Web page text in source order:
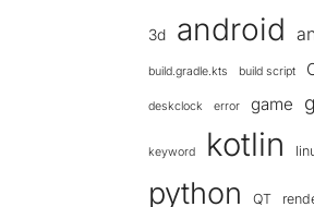
3d android
build.gradle.kts build script
deskclock error game
keyword kotlin
python QT